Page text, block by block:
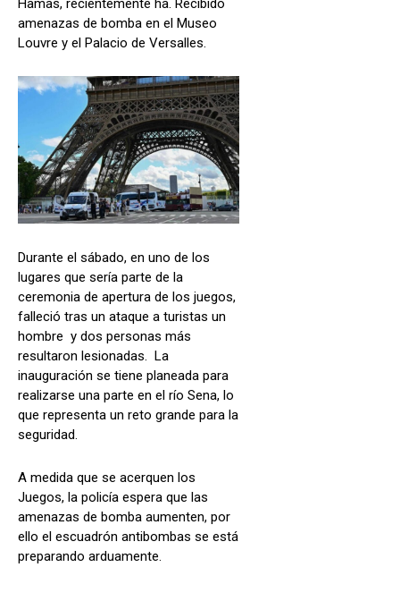
Hamas, recientemente ha. Recibido
amenazas de bomba en el Museo
Louvre y el Palacio de Versalles.
Durante el sábado, en uno de los
lugares que sería parte de la
ceremonia de apertura de los juegos,
falleció tras un ataque a turistas un
hombre y dos personas más
resultaron lesionadas. La
inauguración se tiene planeada para
realizarse una parte en el río Sena, lo
que representa un reto grande para la
seguridad.
A medida que se acerquen los
Juegos, la policía espera que las
amenazas de bomba aumenten, por
ello el escuadrón antibombas se está
preparando arduamente.